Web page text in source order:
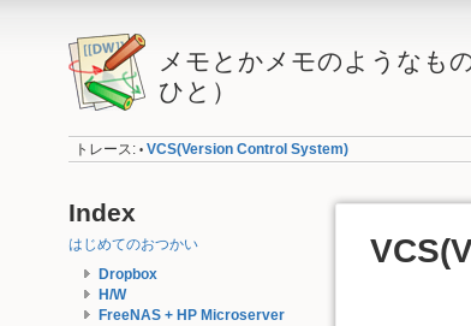
メモとかメモのようなも
ひと）
トレース: • VCS(Version Control System)
Index
はじめてのおつかい
Dropbox
H/W
FreeNAS + HP Microserver